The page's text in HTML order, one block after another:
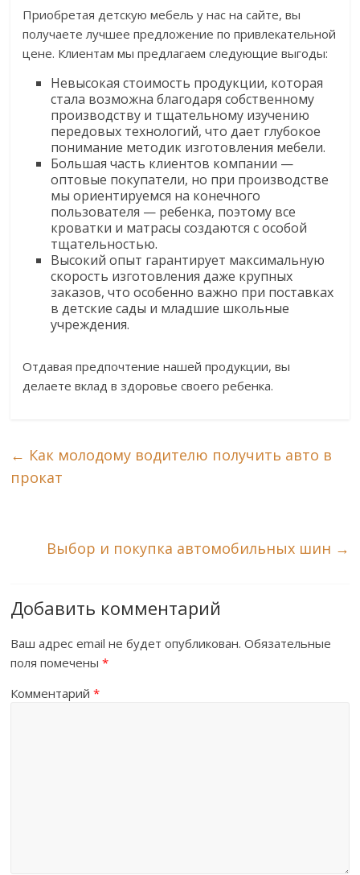
Приобретая детскую мебель у нас на сайте, вы
получаете лучшее предложение по привлекательной
цене. Клиентам мы предлагаем следующие выгоды:
Невысокая стоимость продукции, которая
стала возможна благодаря собственному
производству и тщательному изучению
передовых технологий, что дает глубокое
понимание методик изготовления мебели.
Большая часть клиентов компании —
оптовые покупатели, но при производстве
мы ориентируемся на конечного
пользователя — ребенка, поэтому все
кроватки и матрасы создаются с особой
тщательностью.
Высокий опыт гарантирует максимальную
скорость изготовления даже крупных
заказов, что особенно важно при поставках
в детские сады и младшие школьные
учреждения.
Отдавая предпочтение нашей продукции, вы
делаете вклад в здоровье своего ребенка.
← Как молодому водителю получить авто в
прокат
Выбор и покупка автомобильных шин →
Добавить комментарий
Ваш адрес email не будет опубликован. Обязательные
поля помечены*
Комментарий*